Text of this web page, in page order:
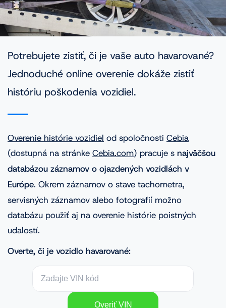
VINFOTO
Mobilní aplikácia Cebia Foto
Kontakt
Potrebujete zistiť, či je vaše auto havarované?
Jednoduché online overenie dokáže zistiť
históriu poškodenia vozidiel.
Overenie histórie vozidiel od spoločnosti Cebia
(dostupná na stránke Cebia.com) pracuje s najväčšou
databázou záznamov o ojazdených vozidlách v
Európe. Okrem záznamov o stave tachometra,
servisných záznamov alebo fotografií možno
databázu použiť aj na overenie histórie poistných
udalostí.
Overte, či je vozidlo havarované: